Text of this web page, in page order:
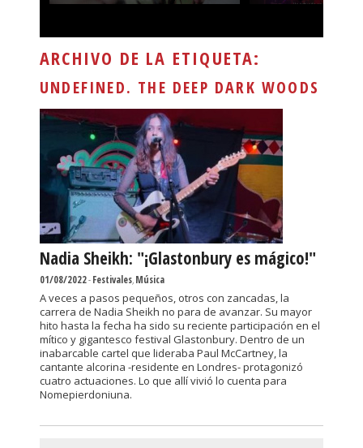
ARCHIVO DE LA ETIQUETA:
UNDEFINED. THE DEEP DARK WOODS
Nadia Sheikh: "¡Glastonbury es mágico!"
01/08/2022-Festivales,Música
A veces a pasos pequeños, otros con zancadas, la
carrera de Nadia Sheikh no para de avanzar. Su mayor
hito hasta la fecha ha sido su reciente participación en el
mítico y gigantesco festival Glastonbury. Dentro de un
inabarcable cartel que lideraba Paul McCartney, la
cantante alcorina -residente en Londres- protagonizó
cuatro actuaciones. Lo que allí vivió lo cuenta para
Nomepierdoniuna.